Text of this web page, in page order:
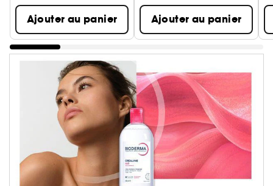
Ajouter au panier Ajouter au panier